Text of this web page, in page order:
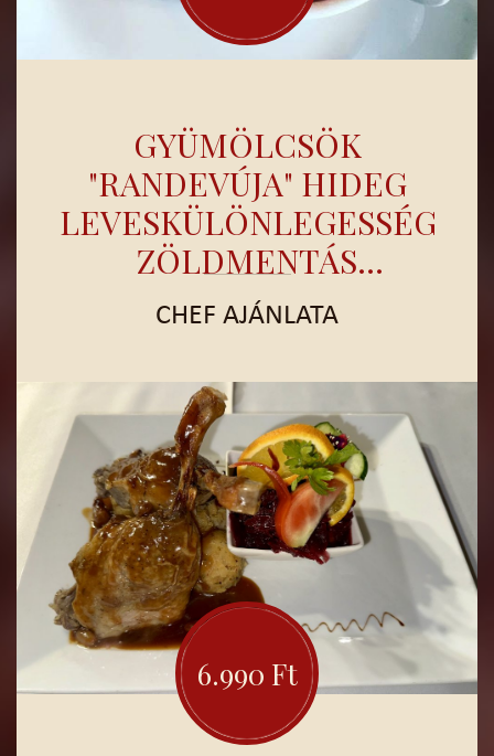
GYÜMÖLCSÖK
"RANDEVÚJA" HIDEG
LEVESKÜLÖNLEGESSÉG,
ZÖLDMENTÁS
CITROMFAGYIVAL
CHEF AJÁNLATA
6.990 Ft